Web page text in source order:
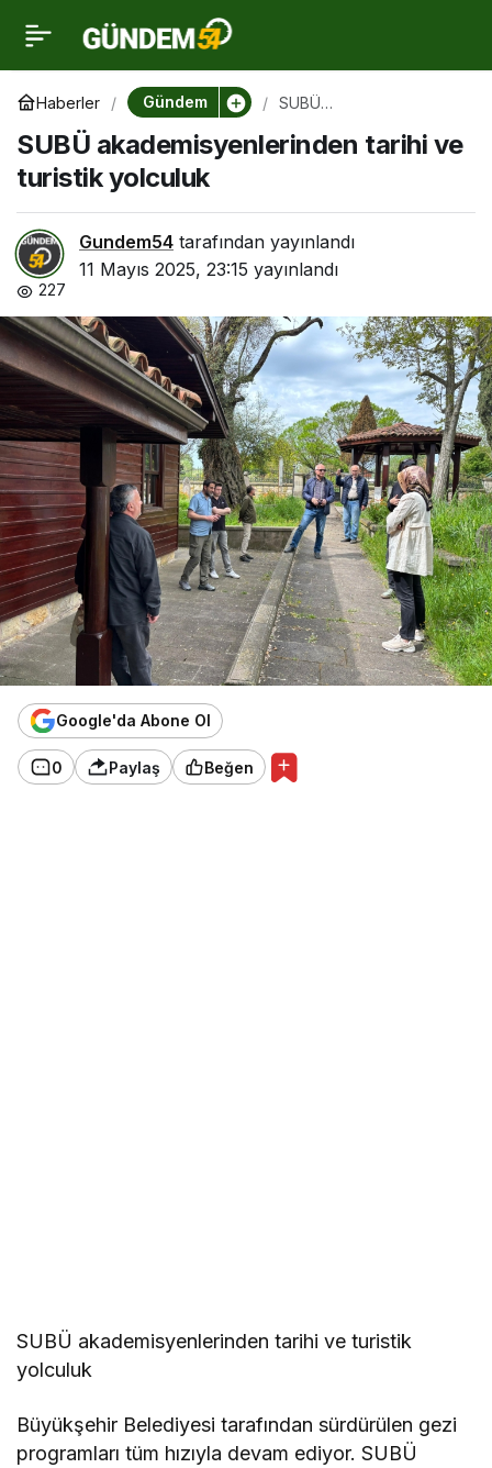
Haberler Gündem
SUBÜ
tarihi ve turistik yolculuk
SUBÜ akademisyenlerinden tarihi ve
turistik yolculuk
Gundem54 tarafından yayınlandı
11 Mayıs 2025, 23:15 yayınlandı
227
Google'da Abone Ol
0 Paylaş Beğen
SUBÜ akademisyenlerinden tarihi ve turistik
yolculuk
Büyükşehir Belediyesi tarafından sürdürülen gezi
programları tüm hızıyla devam ediyor. SUBÜ
SUBÜ
akademisyenlerinden
tarihi ve turistik yolculuk